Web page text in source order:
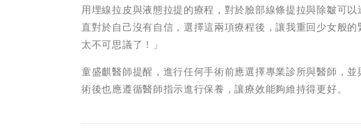
用埋線拉皮與液態拉提的療程，對於臉部線條提拉與除皺可
直對於自己沒有自信，選擇這兩項療程後，讓我重回少女般
太不可思議了！」
童盛麒醫師提醒，進行任何手術前應選擇專業診所與醫師，
術後也應遵循醫師指示進行保養，讓療效能夠維持得更好。